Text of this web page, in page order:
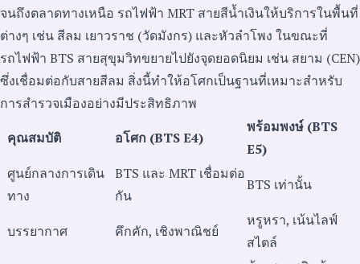
จนถึงตลาดทางเหนือ รถไฟฟ้า MRT สายสีน้ำเงินให้บริการในพื้นที่
ต่างๆ เช่น สีลม เยาวราช (วัดมังกร) และหัวลำโพง ในขณะที่
รถไฟฟ้า BTS สายสุขุมวิทขยายไปยังจุดยอดนิยม เช่น สยาม (CEN)
ซึ่งเชื่อมต่อกับสายสีลม สิ่งนี้ทำให้อโศกเป็นฐานที่เหมาะสำหรับ
การสำรวจเมืองอย่างมีประสิทธิภาพ
คุณสมบัติ
อโศก (BTS E4)
พร้อมพงษ์ (BTS
E5)
ศูนย์กลางการเดิน
ทาง
BTS และ MRT เชื่อมต่อ
กัน
BTS เท่านั้น
บรรยากาศ คึกคัก, เชิงพาณิชย์
หรูหรา, เน้นไลฟ์
สไตล์